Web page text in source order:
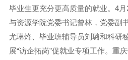
毕业生更充分更高质量的就业。4
与资源学院党委书记曾林，党委副
尤琳烽、毕业班辅导员刘璐和科研
展“访企拓岗”促就业专项工作。重